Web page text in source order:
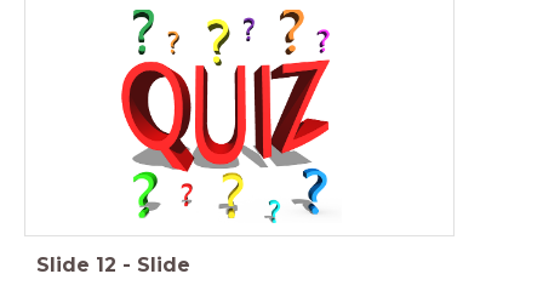
Slide 12 - Slide